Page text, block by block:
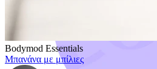
Bodymod Essentials
Μπανάνα με μπίλιες